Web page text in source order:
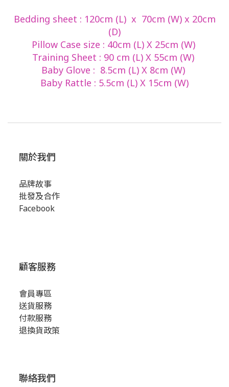
Bedding sheet : 120cm (L) x 70cm (W) x 20cm
(D)
Pillow Case size : 40cm (L) X 25cm (W)
Training Sheet : 90 cm (L) X 55cm (W)
Baby Glove : 8.5cm (L) X 8cm (W)
Baby Rattle : 5.5cm (L) X 15cm (W)
關於我們
品牌故事
批發及合作
Facebook
顧客服務
會員專區
送貨服務
付款服務
退換貨政策
聯絡我們